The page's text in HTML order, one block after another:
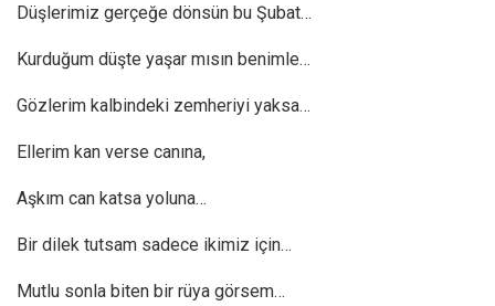
Düşlerimiz gerçeğe dönsün bu Şubat…
Kurduğum düşte yaşar mısın benimle…
Gözlerim kalbindeki zemheriyi yaksa…
Ellerim kan verse canına,
Aşkım can katsa yoluna…
Bir dilek tutsam sadece ikimiz için…
Mutlu sonla biten bir rüya görsem…